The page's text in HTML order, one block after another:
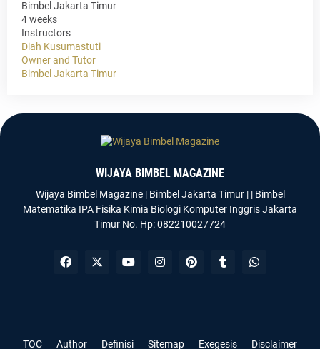
Bimbel Jakarta Timur
4 weeks
Instructors
Diah Kusumastuti
Owner and Tutor
Bimbel Jakarta Timur
WIJAYA BIMBEL MAGAZINE
Wijaya Bimbel Magazine | Bimbel Jakarta Timur | | Bimbel
Matematika IPA Fisika Kimia Biologi Komputer Inggris Jakarta
Timur No. Hp: 082210027724
TOC Author Definisi Sitemap Exegesis Disclaimer